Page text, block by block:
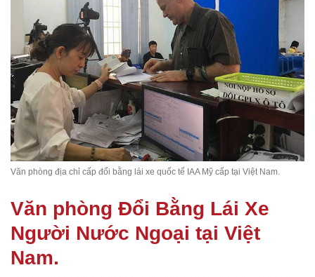
Văn phòng địa chỉ cấp đổi bằng lái xe quốc tế IAA Mỹ cấp tại Việt Nam.
Văn phòng Đổi Bằng Lái Xe
Người Nước Ngoại tại Việt
Nam.